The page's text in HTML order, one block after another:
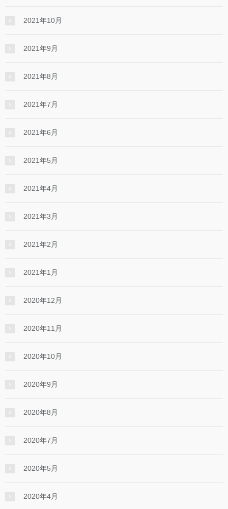
2021年10月
2021年9月
2021年8月
2021年7月
2021年6月
2021年5月
2021年4月
2021年3月
2021年2月
2021年1月
2020年12月
2020年11月
2020年10月
2020年9月
2020年8月
2020年7月
2020年5月
2020年4月